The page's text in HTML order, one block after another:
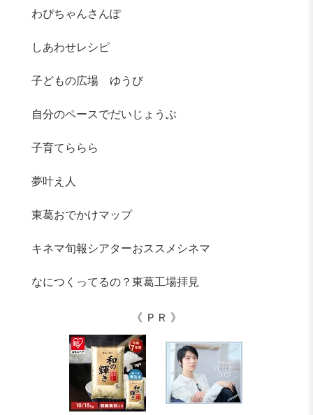
わぴちゃんさんぽ
しあわせレシピ
子どもの広場 ゆうび
自分のペースでだいじょうぶ
子育てららら
夢叶え人
東葛おでかけマップ
キネマ旬報シアターおススメシネマ
なにつくってるの？東葛工場拝見
《 ＰＲ 》